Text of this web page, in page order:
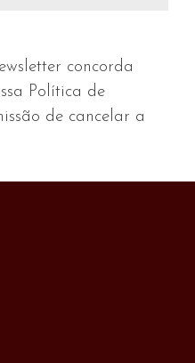
concorda
Política de
de cancelar a